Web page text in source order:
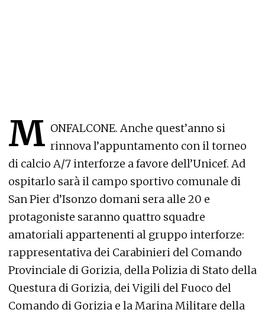
M ONFALCONE. Anche quest’anno si
rinnova l’appuntamento con il torneo
di calcio A/7 interforze a favore dell’Unicef. Ad
ospitarlo sarà il campo sportivo comunale di
San Pier d’Isonzo domani sera alle 20 e
protagoniste saranno quattro squadre
amatoriali appartenenti al gruppo interforze:
rappresentativa dei Carabinieri del Comando
Provinciale di Gorizia, della Polizia di Stato della
Questura di Gorizia, dei Vigili del Fuoco del
Comando di Gorizia e la Marina Militare della